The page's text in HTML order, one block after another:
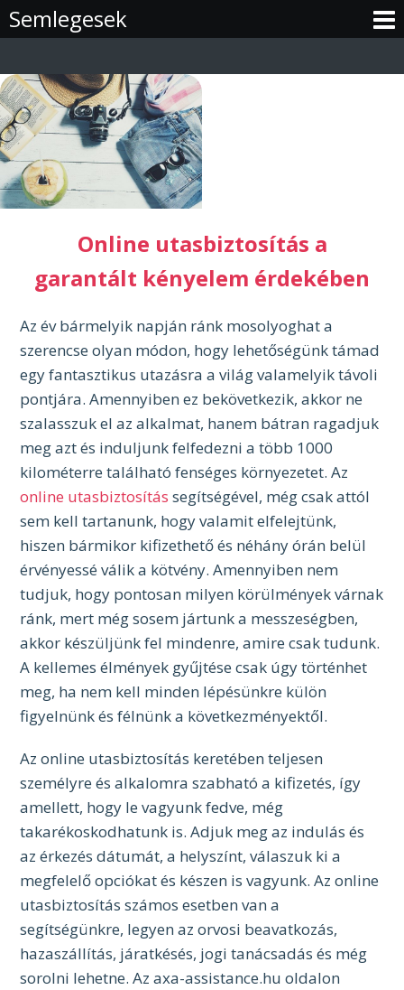
Semlegesek
content
Online utasbiztosítás a
garantált kényelem érdekében
Az év bármelyik napján ránk mosolyoghat a
szerencse olyan módon, hogy lehetőségünk támad
egy fantasztikus utazásra a világ valamelyik távoli
pontjára. Amennyiben ez bekövetkezik, akkor ne
szalasszuk el az alkalmat, hanem bátran ragadjuk
meg azt és induljunk felfedezni a több 1000
kilométerre található fenséges környezetet. Az
online utasbiztosítás segítségével, még csak attól
sem kell tartanunk, hogy valamit elfelejtünk,
hiszen bármikor kifizethető és néhány órán belül
érvényessé válik a kötvény. Amennyiben nem
tudjuk, hogy pontosan milyen körülmények várnak
ránk, mert még sosem jártunk a messzeségben,
akkor készüljünk fel mindenre, amire csak tudunk.
A kellemes élmények gyűjtése csak úgy történhet
meg, ha nem kell minden lépésünkre külön
figyelnünk és félnünk a következményektől.
Az online utasbiztosítás keretében teljesen
személyre és alkalomra szabható a kifizetés, így
amellett, hogy le vagyunk fedve, még
takarékoskodhatunk is. Adjuk meg az indulás és
az érkezés dátumát, a helyszínt, válaszuk ki a
megfelelő opciókat és készen is vagyunk. Az online
utasbiztosítás számos esetben van a
segítségünkre, legyen az orvosi beavatkozás,
hazaszállítás, járatkésés, jogi tanácsadás és még
sorolni lehetne. Az axa-assistance.hu oldalon